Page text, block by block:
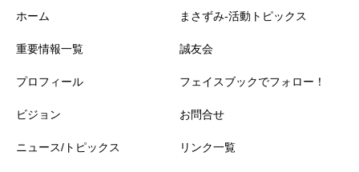
ホーム
重要情報一覧
プロフィール
ビジョン
ニュース/トピックス
まさずみ-活動トピックス
誠友会
フェイスブックでフォロー！
お問合せ
リンク一覧